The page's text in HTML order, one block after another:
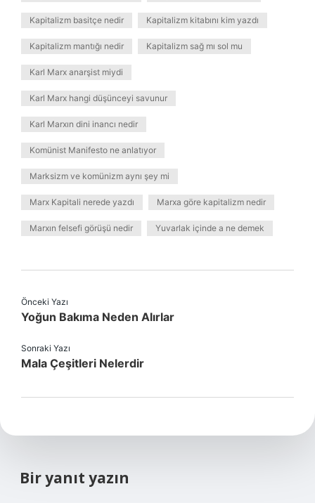
Kapitalizm basitçe nedir Kapitalizm kitabını kim yazdı
Kapitalizm mantığı nedir Kapitalizm sağ mı sol mu
Karl Marx anarşist miydi
Karl Marx hangi düşünceyi savunur
Karl Marxın dini inancı nedir
Komünist Manifesto ne anlatıyor
Marksizm ve komünizm aynı şey mi
Marx Kapitali nerede yazdı Marxa göre kapitalizm nedir
Marxın felsefi görüşü nedir Yuvarlak içinde a ne demek
Önceki Yazı
Yoğun Bakıma Neden Alırlar
Sonraki Yazı
Mala Çeşitleri Nelerdir
Bir yanıt yazın